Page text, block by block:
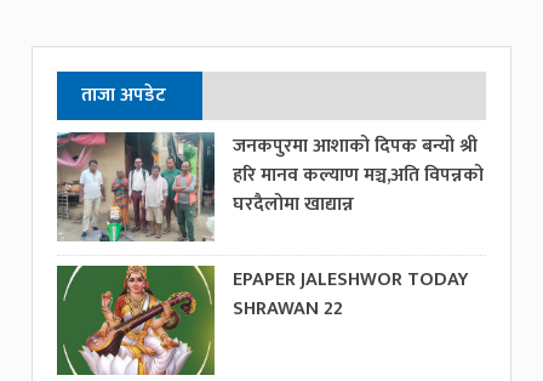
ताजा अपडेट
जनकपुरमा आशाको दिपक बन्यो श्री
हरि मानव कल्याण मञ्च,अति विपन्नको
घरदैलोमा खाद्यान्न
EPAPER JALESHWOR TODAY
SHRAWAN 22